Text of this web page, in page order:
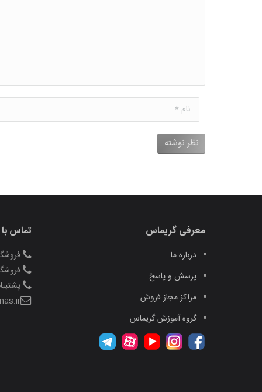
نام *
نظر نوشته
معرفی گریماس
درباره ما
پرسش و پاسخ
مراکز مجاز فروش
گروه آموزش گریماس
تماس
فروشگاه
فروشگاه